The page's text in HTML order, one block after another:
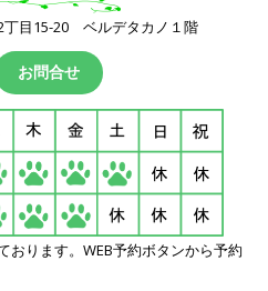
丁目15-20 ベルデタカノ１階
お問合せ
おります。WEB予約ボタンから予約